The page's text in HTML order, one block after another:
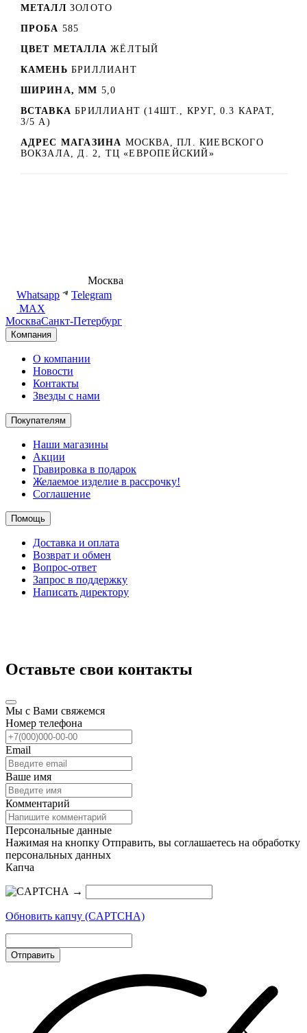
МЕТАЛЛ ЗОЛОТО
ПРОБА 585
ЦВЕТ МЕТАЛЛА ЖЁЛТЫЙ
КАМЕНЬ БРИЛЛИАНТ
ШИРИНА, ММ 5,0
ВСТАВКА БРИЛЛИАНТ (14ШТ., КРУГ, 0.3 КАРАТ,
3/5 А)
АДРЕС МАГАЗИНА МОСКВА, ПЛ. КИЕВСКОГО
ВОКЗАЛА, Д. 2, ТЦ «ЕВРОПЕЙСКИЙ»
Москва
Whatsapp
Telegram
MAX
МоскваСанкт-Петербург
Компания
О компании
Новости
Контакты
Звезды с нами
Покупателям
Наши магазины
Акции
Гравировка в подарок
Желаемое изделие в рассрочку!
Соглашение
Помощь
Доставка и оплата
Возврат и обмен
Вопрос-ответ
Запрос в поддержку
Написать директору
Оставьте свои контакты
Мы с Вами свяжемся
Номер телефона
Email
Ваше имя
Комментарий
Персональные данные
Нажимая на кнопку Отправить, вы соглашаетесь на обработку
персональных данных
Капча
→
Обновить капчу (CAPTCHA)
Отправить